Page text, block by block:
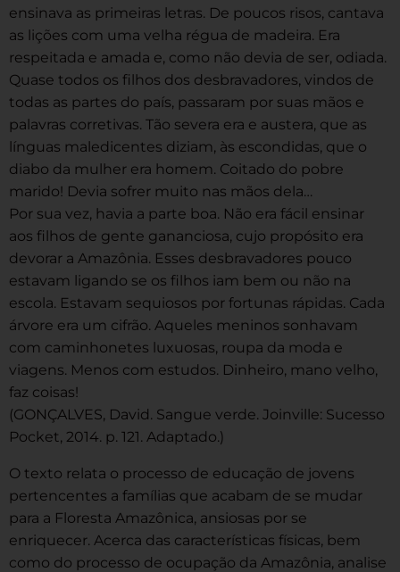
ensinava as primeiras letras. De poucos risos, cantava
as lições com uma velha régua de madeira. Era
respeitada e amada e, como não devia de ser, odiada.
Quase todos os filhos dos desbravadores, vindos de
todas as partes do país, passaram por suas mãos e
palavras corretivas. Tão severa era e austera, que as
línguas maledicentes diziam, às escondidas, que o
diabo da mulher era homem. Coitado do pobre
marido! Devia sofrer muito nas mãos dela…
Por sua vez, havia a parte boa. Não era fácil ensinar
aos filhos de gente gananciosa, cujo propósito era
devorar a Amazônia. Esses desbravadores pouco
estavam ligando se os filhos iam bem ou não na
escola. Estavam sequiosos por fortunas rápidas. Cada
árvore era um cifrão. Aqueles meninos sonhavam
com caminhonetes luxuosas, roupa da moda e
viagens. Menos com estudos. Dinheiro, mano velho,
faz coisas!
(GONÇALVES, David. Sangue verde. Joinville: Sucesso
Pocket, 2014. p. 121. Adaptado.)
O texto relata o processo de educação de jovens
pertencentes a famílias que acabam de se mudar
para a Floresta Amazônica, ansiosas por se
enriquecer. Acerca das características físicas, bem
como do processo de ocupação da Amazônia, analise